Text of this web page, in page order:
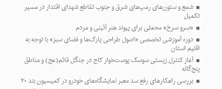
شمع و ستون‌های رمپ‌های شرق و جنوب تقاطع شهدای اقتدار در مسیر
تکمیل
«سرو سرخ» محملی برای پیوند هنر آئینی و مردم
دوره آموزشی تخصصی «اصول طراحی پارک‌ها و فضای سبز» با توجه به
اقلیم استان
آغاز کنترل زیستی سوسک پوست‌خوار کاج در جنگل قائم(عج) و مناطق
پنج‌گانه
بررسی راهکارهای رفع سد معبر نمایشگاه‌های خودرو در کمیسیون بند ۲۰